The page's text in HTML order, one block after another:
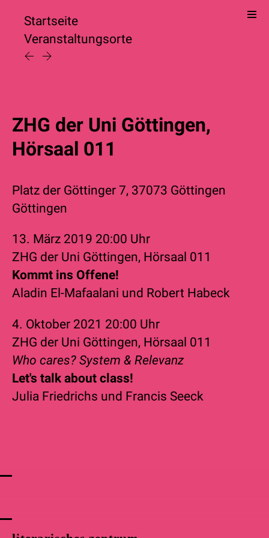
Startseite
Veranstaltungsorte
ZHG der Uni Göttingen,
Hörsaal 011
Platz der Göttinger 7, 37073 Göttingen
Göttingen
13. März 2019 20:00 Uhr
ZHG der Uni Göttingen, Hörsaal 011
Kommt ins Offene!
Aladin El-Mafaalani und Robert Habeck
4. Oktober 2021 20:00 Uhr
ZHG der Uni Göttingen, Hörsaal 011
Who cares? System & Relevanz
Let's talk about class!
Julia Friedrichs und Francis Seeck